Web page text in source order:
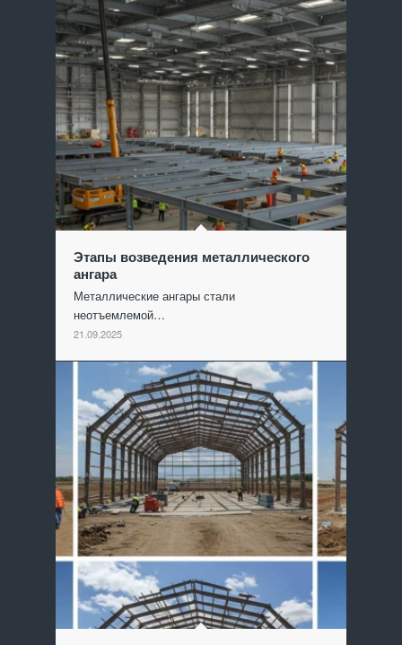
Этапы возведения металлического
ангара
Металлические ангары стали
неотъемлемой…
21.09.2025